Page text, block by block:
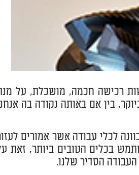
רכישה חכמה, מושכלת, על
בין אם באותה נקודה בה
לכלי עבודה אשר אמורים
בכלים הטובים ביותר, זאת
הסדיר שלנו.